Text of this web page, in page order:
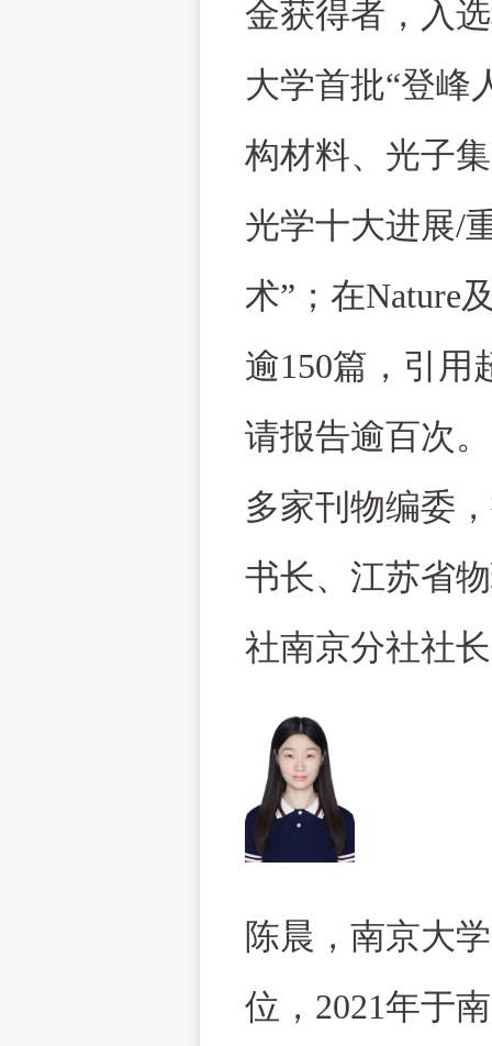
金获得者，入
大学首批“登峰
构材料、光子
光学十大进展/
术” ；在Nature
逾150篇，引用
请报告逾百次
多家刊物编委
书长、江苏省
社南京分社社
陈晨，南京大
位， 2021年于